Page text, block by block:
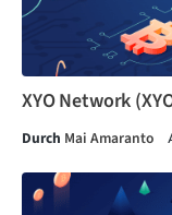
XYO Network
Durch Mai Amaranto